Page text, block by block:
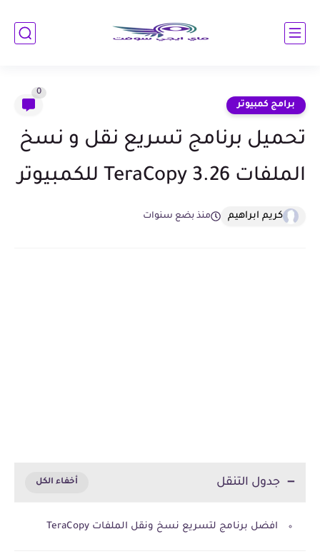
برامج كمبيوتر
0
تحميل برنامج تسريع نقل و نسخ
الملفات TeraCopy 3.26 للكمبيوتر
كريم ابراهيم منذ بضع سنوات
جدول التنقل
افضل برنامج لتسريع نسخ ونقل الملفات TeraCopy